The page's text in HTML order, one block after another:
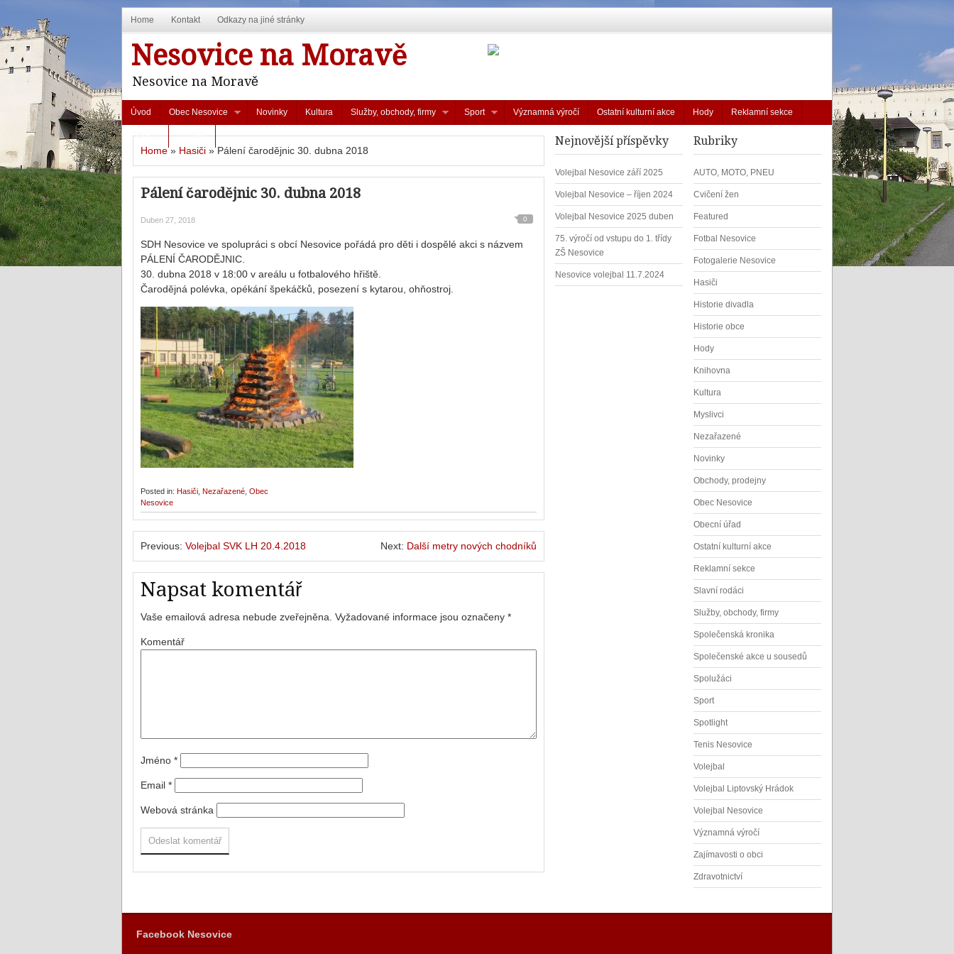
Home Kontakt Odkazy na jiné stránky
Nesovice na Moravě
Nesovice na Moravě
Úvod Obec Nesovice Novinky Kultura Služby, obchody, firmy Sport Významná výročí Ostatní kulturní akce Hody Reklamní sekce
Odkazy Kontakt
Home» Hasiči »Pálení čarodějnic 30. dubna 2018
Pálení čarodějnic 30. dubna 2018
Duben 27, 2018 0
SDH Nesovice ve spolupráci s obcí Nesovice pořádá pro děti i dospělé akci s názvem
PÁLENÍ ČARODĚJNIC.
30. dubna 2018 v 18:00 v areálu u fotbalového hřiště.
Čarodějná polévka, opékání špekáčků, posezení s kytarou, ohňostroj.
Posted in: Hasiči Nezařazené Obec
Nesovice
Previous: Volejbal SVK LH 20.4.2018 Next: Další metry nových chodníků
Napsat komentář
Vaše emailová adresa nebude zveřejněna. Vyžadované informace jsou označeny *
Komentář
Jméno *
Email *
Webová stránka
Nejnovější příspěvky
Volejbal Nesovice září 2025
Volejbal Nesovice – říjen 2024
Volejbal Nesovice 2025 duben
75. výročí od vstupu do 1. třídy
ZŠ Nesovice
Nesovice volejbal 11.7.2024
Rubriky
AUTO, MOTO, PNEU
Cvičení žen
Featured
Fotbal Nesovice
Fotogalerie Nesovice
Hasiči
Historie divadla
Historie obce
Hody
Knihovna
Kultura
Myslivci
Nezařazené
Novinky
Obchody, prodejny
Obec Nesovice
Obecní úřad
Ostatní kulturní akce
Reklamní sekce
Slavní rodáci
Služby, obchody, firmy
Společenská kronika
Společenské akce u sousedů
Spolužáci
Sport
Spotlight
Tenis Nesovice
Volejbal
Volejbal Liptovský Hrádok
Volejbal Nesovice
Významná výročí
Zajímavosti o obci
Zdravotnictví
Facebook Nesovice